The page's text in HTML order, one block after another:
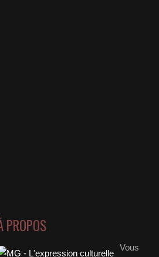
PROPOS
Vous